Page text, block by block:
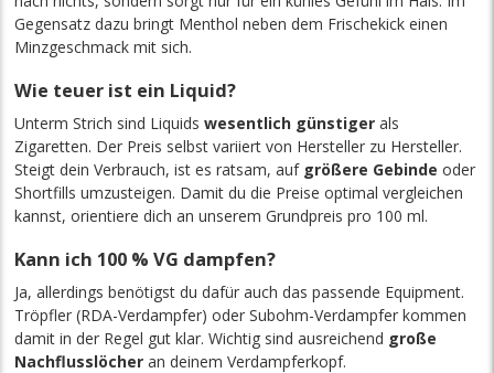
Gegensatz dazu bringt Menthol neben dem Frischekick einen
Minzgeschmack mit sich.
Wie teuer ist ein Liquid?
Unterm Strich sind Liquidswesentlich günstiger als
Zigaretten. Der Preis selbst variiert von Hersteller zu Hersteller.
Steigt dein Verbrauch, ist es ratsam, auf größere Gebinde oder
Shortfills umzusteigen. Damit du die Preise optimal vergleichen
kannst, orientiere dich an unserem Grundpreis pro 100 ml.
Kann ich 100 % VG dampfen?
Ja, allerdings benötigst du dafür auch das passende Equipment.
Tröpfler (RDA-Verdampfer) oder Subohm-Verdampfer kommen
damit in der Regel gut klar. Wichtig sind ausreichend große
Nachflusslöcher an deinem Verdampferkopf.